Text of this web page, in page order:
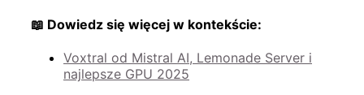
📖 Dowiedz się więcej w kontekście:
Voxtral od Mistral AI, Lemonade Server i
najlepsze GPU 2025